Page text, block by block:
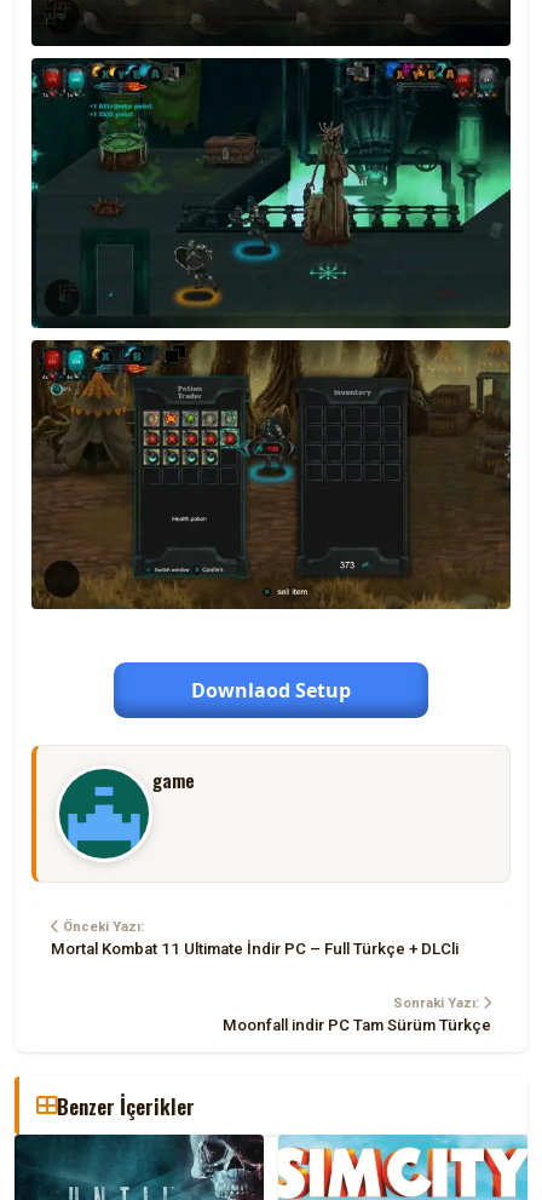
Downlaod Setup
game
Önceki Yazı:
Mortal Kombat 11 Ultimate İndir PC – Full Türkçe + DLCli
Sonraki Yazı:
Moonfall indir PC Tam Sürüm Türkçe
Benzer İçerikler